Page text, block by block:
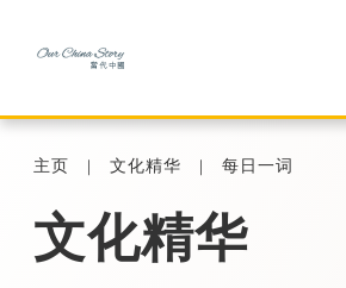
主页 文化精华 每日一词
文化精华